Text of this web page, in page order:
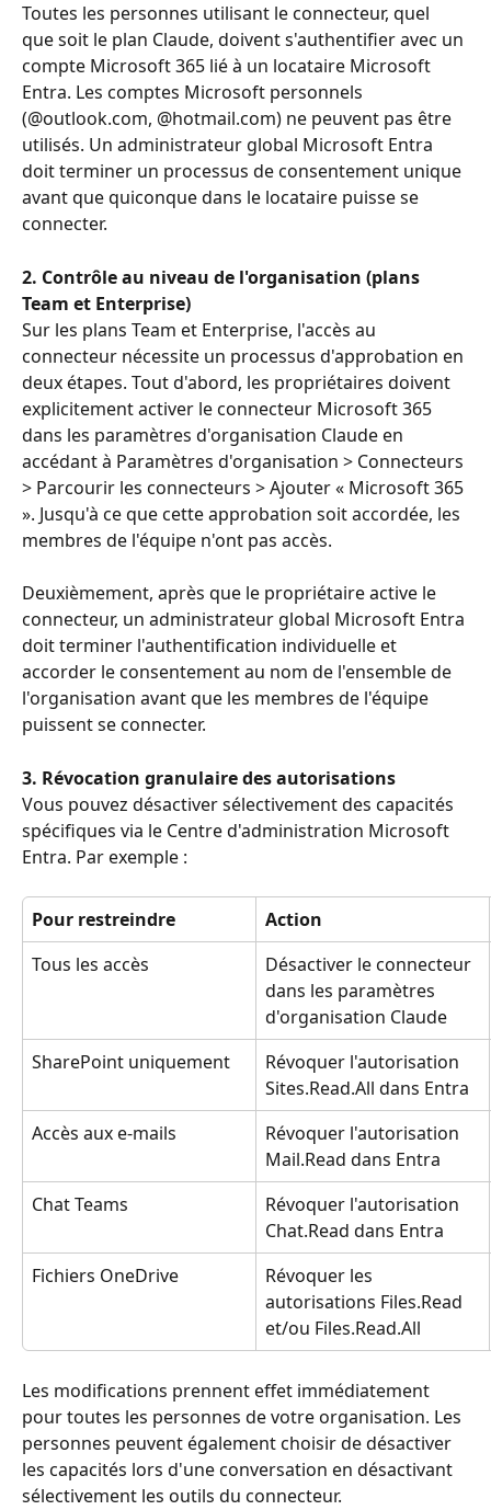
Toutes les personnes utilisant le connecteur, quel
que soit le plan Claude, doivent s'authentifier avec un
compte Microsoft 365 lié à un locataire Microsoft
Entra. Les comptes Microsoft personnels
(@outlook.com, @hotmail.com) ne peuvent pas être
utilisés. Un administrateur global Microsoft Entra
doit terminer un processus de consentement unique
avant que quiconque dans le locataire puisse se
connecter.
2. Contrôle au niveau de l'organisation (plans
Team et Enterprise)
Sur les plans Team et Enterprise, l'accès au
connecteur nécessite un processus d'approbation en
deux étapes. Tout d'abord, les propriétaires doivent
explicitement activer le connecteur Microsoft 365
dans les paramètres d'organisation Claude en
accédant à Paramètres d'organisation > Connecteurs
> Parcourir les connecteurs > Ajouter « Microsoft 365
». Jusqu'à ce que cette approbation soit accordée, les
membres de l'équipe n'ont pas accès.
Deuxièmement, après que le propriétaire active le
connecteur, un administrateur global Microsoft Entra
doit terminer l'authentification individuelle et
accorder le consentement au nom de l'ensemble de
l'organisation avant que les membres de l'équipe
puissent se connecter.
3. Révocation granulaire des autorisations
Vous pouvez désactiver sélectivement des capacités
spécifiques via le Centre d'administration Microsoft
Entra. Par exemple :
Pour restreindre
Action
Tous les accès
Désactiver le connecteur
dans les paramètres
d'organisation Claude
SharePoint uniquement
Révoquer l'autorisation
Sites.Read.All dans Entra
Accès aux e-mails
Révoquer l'autorisation
Mail.Read dans Entra
Chat Teams
Révoquer l'autorisation
Chat.Read dans Entra
Fichiers OneDrive
Révoquer les
autorisations Files.Read
et/ou Files.Read.All
Les modifications prennent effet immédiatement
pour toutes les personnes de votre organisation. Les
personnes peuvent également choisir de désactiver
les capacités lors d'une conversation en désactivant
sélectivement les outils du connecteur.